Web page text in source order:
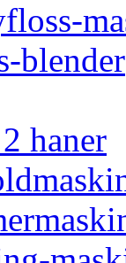
blender
haner